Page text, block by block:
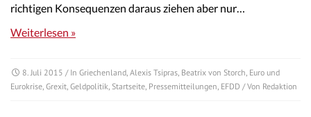
richtigen Konsequenzen daraus ziehen aber nur…
Weiterlesen »
8. Juli 2015 / In Griechenland Alexis Tsipras Beatrix von Storch Euro und
Eurokrise Grexit Geldpolitik Startseite Pressemitteilungen EFDD / Von Redaktion